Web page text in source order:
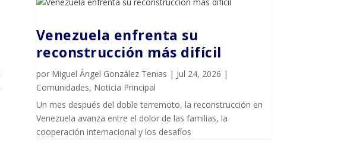
Venezuela enfrenta su
reconstrucción más difícil
por Miguel Ángel González Tenias | Jul 24, 2026 |
Comunidades, Noticia Principal
Un mes después del doble terremoto, la reconstrucción en
Venezuela avanza entre el dolor de las familias, la
cooperación internacional y los desafíos